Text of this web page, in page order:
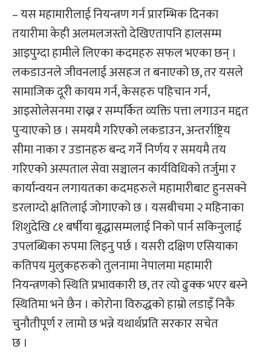
– यस महामारीलाई नियन्त्रण गर्न प्रारम्भिक दिनका
तयारीमा केही अलमलजस्तो देखिएतापनि हालसम्म
आइपुग्दा हामीले लिएका कदमहरु सफल भएका छन् ।
लकडाउनले जीवनलाई असहज त बनाएको छ, तर यसले
सामाजिक दूरी कायम गर्न, केसहरु पहिचान गर्न,
आइसोलेसनमा राख्न र सम्पर्कित व्यक्ति पत्ता लगाउन मद्दत
पुर्‍याएको छ । समयमै गरिएको लकडाउन, अन्तर्राष्ट्रिय
सीमा नाका र उडानहरु बन्द गर्ने निर्णय र समयमै तय
गरिएको अस्पताल सेवा सञ्चालन कार्यविधिको तर्जुमा र
कार्यान्वयन लगायतका कदमहरुले महामारीबाट हुनसक्ने
डरलाग्दो क्षतिलाई जोगाएको छ । यसबीचमा २ महिनाका
शिशुदेखि ८१ बर्षीया बृद्धासम्मलाई निको पार्न सकिनुलाई
उपलब्धिका रुपमा लिइनु पर्छ । यसरी दक्षिण एसियाका
कतिपय मुलुकहरुको तुलनामा नेपालमा महामारी
नियन्त्रणको स्थिति प्रभावकारी छ, तर त्यो ढुक्क भएर बस्ने
स्थितिमा भने छैन । कोरोना विरुद्धको हाम्रो लडाइँ निकै
चुनौतीपूर्ण र लामो छ भन्ने यथार्थप्रति सरकार सचेत
छ ।